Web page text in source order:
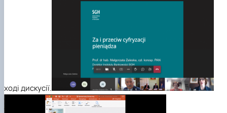
ході дискусії.